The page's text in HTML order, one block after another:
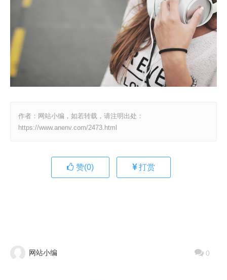
作者：网站小编，如若转载，请注明出处：
https://www.anenv.com/2473.html
赞(0) 打赏
网站小编 0